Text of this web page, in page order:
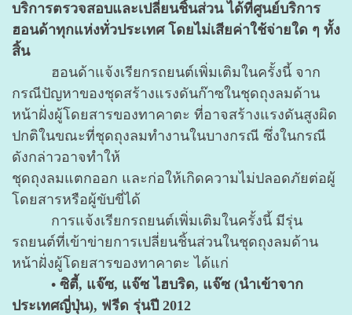
บริการตรวจสอบและเปลี่ยนชิ้นส่วน ได้ที่ศูนย์บริการ
ฮอนด้าทุกแห่งทั่วประเทศ โดยไม่เสียค่าใช้จ่ายใด ๆ ทั้ง
สิ้น
ฮอนด้าแจ้งเรียกรถยนต์เพิ่มเติมในครั้งนี้ จาก
กรณีปัญหาของชุดสร้างแรงดันก๊าซในชุดถุงลมด้าน
หน้าฝั่งผู้โดยสารของทาคาตะ ที่อาจสร้างแรงดันสูงผิด
ปกติในขณะที่ชุดถุงลมทำงานในบางกรณี ซึ่งในกรณี
ดังกล่าวอาจทำให้
ชุดถุงลมแตกออก และก่อให้เกิดความไม่ปลอดภัยต่อผู้
โดยสารหรือผู้ขับขี่ได้
การแจ้งเรียกรถยนต์เพิ่มเติมในครั้งนี้ มีรุ่น
รถยนต์ที่เข้าข่ายการเปลี่ยนชิ้นส่วนในชุดถุงลมด้าน
หน้าฝั่งผู้โดยสารของทาคาตะ ได้แก่
• ซิตี้, แจ๊ซ, แจ๊ซ ไฮบริด, แจ๊ซ (นำเข้าจาก
ประเทศญี่ปุ่น), ฟรีด รุ่นปี 2012